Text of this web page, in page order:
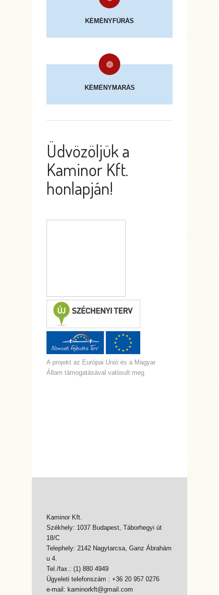
KÉMÉNYFÚRÁS
KÉMÉNYMARÁS
Üdvözöljük a
Kaminor Kft.
honlapján!
A projekt az Európai Unió és a Magyar
Állam támogatásával valósult meg.
Kaminor Kft.
Székhely: 1037 Budapest, Táborhegyi út
18/C
Telephely: 2142 Nagytarcsa, Ganz Ábrahám
u 4.
Tel./fax.: (1) 880 4949
Ügyeleti telefonszám : +36 20 957 0276
e-mail: kaminorkft@gmail.com